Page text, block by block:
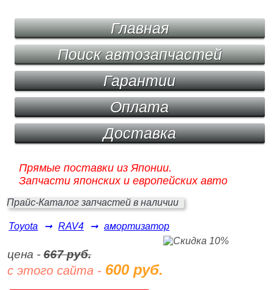
Главная
Поиск автозапчастей
Гарантии
Оплата
Доставка
Прямые поставки из Японии.
Запчасти японских и европейских авто
Прайс-Каталог запчастей в наличии
Toyota ➞ RAV4 ➞ амортизатор
цена -667 руб.
с этого сайта - 600 руб.